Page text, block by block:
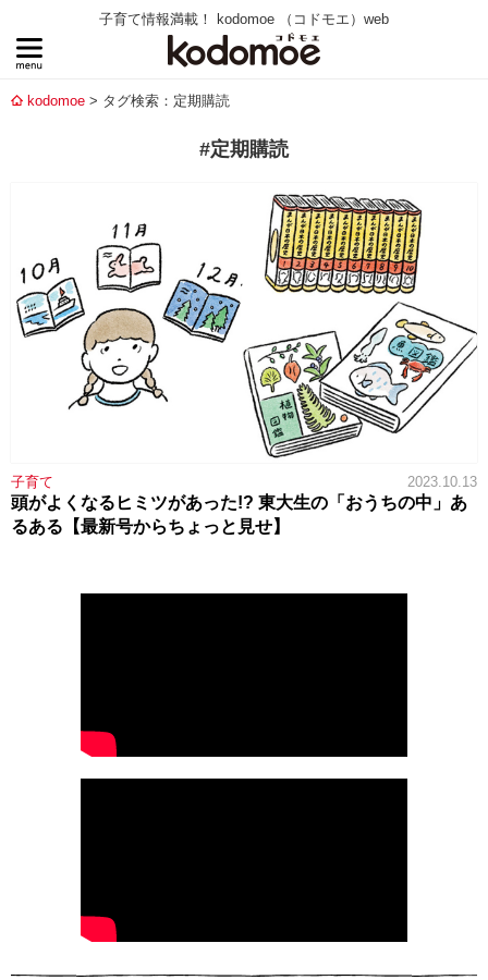
子育て情報満載！ kodomoe （コドモエ）web
kodomoe タグ検索：定期購読
#定期購読
子育て 2023.10.13
頭がよくなるヒミツがあった!? 東大生の「おうちの中」あ
るある【最新号からちょっと見せ】